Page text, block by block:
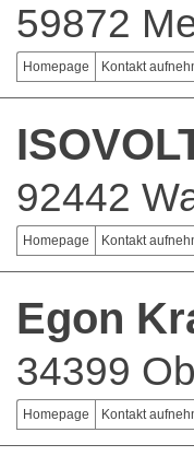
59872
Homepage Kontakt
92442
Homepage Kontakt
Egon
34399
Homepage Kontakt